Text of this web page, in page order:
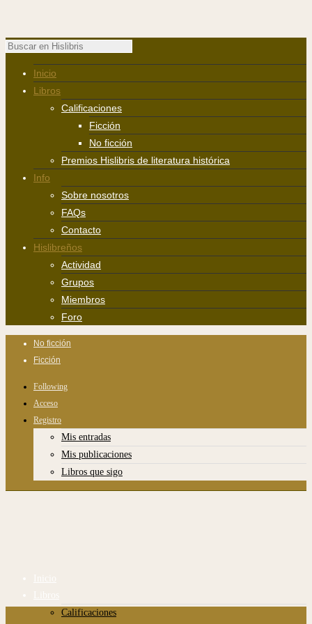
Inicio
Libros
Calificaciones
Ficción
No ficción
Premios Hislibris de literatura histórica
Info
Sobre nosotros
FAQs
Contacto
Hislibreños
Actividad
Grupos
Miembros
Foro
No ficción
Ficción
Following
Acceso
Registro
Mis entradas
Mis publicaciones
Libros que sigo
Inicio
Libros
Calificaciones